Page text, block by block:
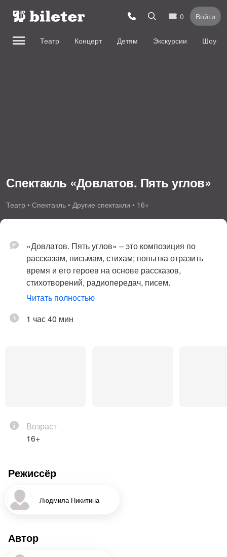
0 Войти
Театр Концерт Детям Экскурсии Шоу
Спектакль «Довлатов. Пять углов»
Театр • Спектакль • Другие спектакли • 16+
«Довлатов. Пять углов» – это композиция по
рассказам, письмам, стихам; попытка отразить
время и его героев на основе рассказов,
стихотворений, радиопередач, писем.
стало недостижимой мечтой Довлатова в
эмиграции.
последних (написанных в Нью-Йорке), стихи и три
звучит голос Довлатова.
Художник – Игорь Каневский
Читать полностью
1 час 40 мин
Возраст
16+
Режиссёр
Людмила Никитина
Автор